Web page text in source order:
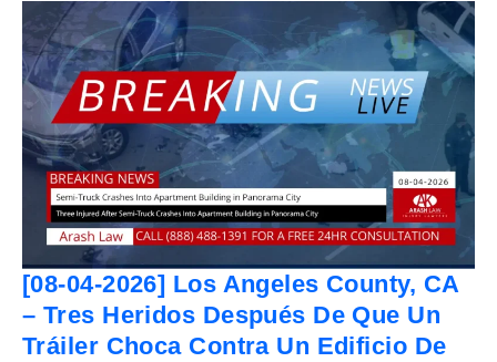
[08-04-2026] Los Angeles County, CA
– Tres Heridos Después De Que Un
Tráiler Choca Contra Un Edificio De